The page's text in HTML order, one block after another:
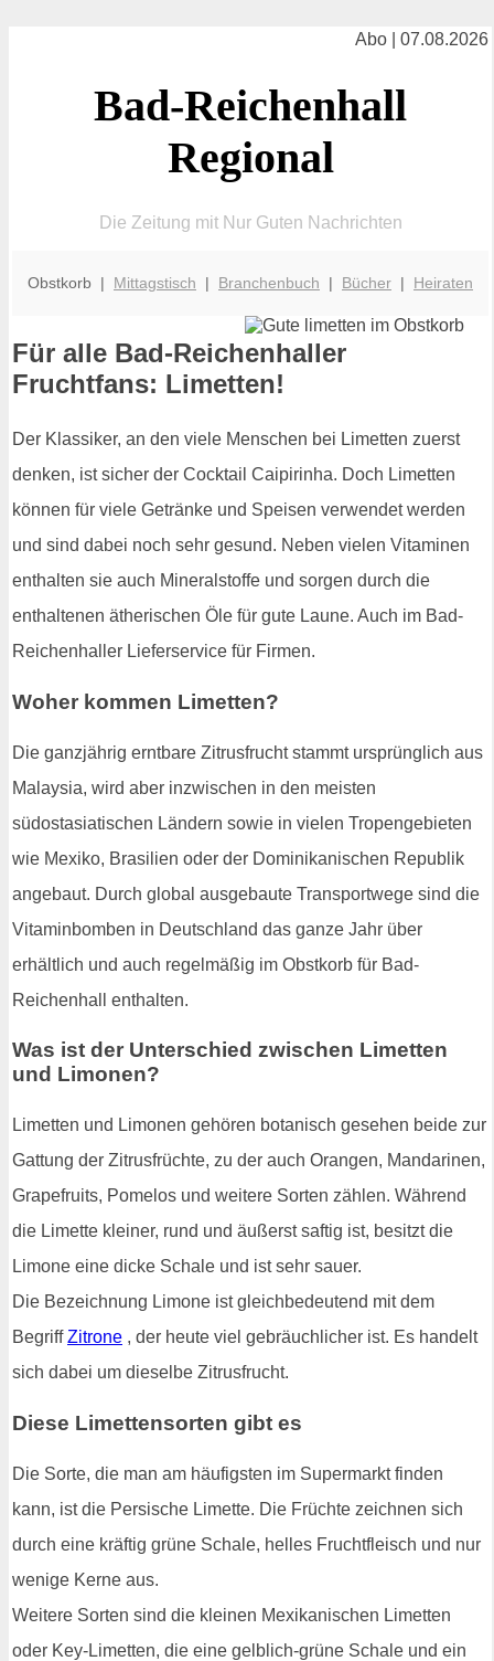
Abo | 07.08.2026
Bad-Reichenhall
Regional
Die Zeitung mit Nur Guten Nachrichten
Obstkorb | Mittagstisch | Branchenbuch | Bücher | Heiraten
Für alle Bad-Reichenhaller
Fruchtfans: Limetten!
Der Klassiker, an den viele Menschen bei Limetten zuerst
denken, ist sicher der Cocktail Caipirinha. Doch Limetten
können für viele Getränke und Speisen verwendet werden
und sind dabei noch sehr gesund. Neben vielen Vitaminen
enthalten sie auch Mineralstoffe und sorgen durch die
enthaltenen ätherischen Öle für gute Laune. Auch im Bad-
Reichenhaller Lieferservice für Firmen.
Woher kommen Limetten?
Die ganzjährig erntbare Zitrusfrucht stammt ursprünglich aus
Malaysia, wird aber inzwischen in den meisten
südostasiatischen Ländern sowie in vielen Tropengebieten
wie Mexiko, Brasilien oder der Dominikanischen Republik
angebaut. Durch global ausgebaute Transportwege sind die
Vitaminbomben in Deutschland das ganze Jahr über
erhältlich und auch regelmäßig im Obstkorb für Bad-
Reichenhall enthalten.
Was ist der Unterschied zwischen Limetten
und Limonen?
Limetten und Limonen gehören botanisch gesehen beide zur
Gattung der Zitrusfrüchte, zu der auch Orangen, Mandarinen,
Grapefruits, Pomelos und weitere Sorten zählen. Während
die Limette kleiner, rund und äußerst saftig ist, besitzt die
Limone eine dicke Schale und ist sehr sauer.
Die Bezeichnung Limone ist gleichbedeutend mit dem
BegriffZitrone , der heute viel gebräuchlicher ist. Es handelt
sich dabei um dieselbe Zitrusfrucht.
Diese Limettensorten gibt es
Die Sorte, die man am häufigsten im Supermarkt finden
kann, ist die Persische Limette. Die Früchte zeichnen sich
durch eine kräftig grüne Schale, helles Fruchtfleisch und nur
wenige Kerne aus.
Weitere Sorten sind die kleinen Mexikanischen Limetten
oder Key-Limetten, die eine gelblich-grüne Schale und ein